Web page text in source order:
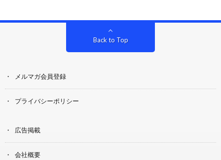
Back to Top
メルマガ会員登録
プライバシーポリシー
広告掲載
会社概要